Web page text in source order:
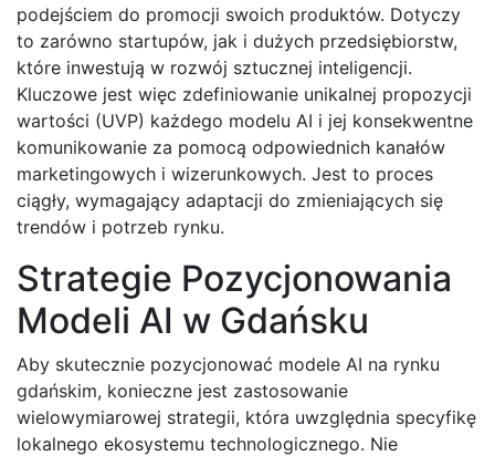
podejściem do promocji swoich produktów. Dotyczy
to zarówno startupów, jak i dużych przedsiębiorstw,
które inwestują w rozwój sztucznej inteligencji.
Kluczowe jest więc zdefiniowanie unikalnej propozycji
wartości (UVP) każdego modelu AI i jej konsekwentne
komunikowanie za pomocą odpowiednich kanałów
marketingowych i wizerunkowych. Jest to proces
ciągły, wymagający adaptacji do zmieniających się
trendów i potrzeb rynku.
Strategie Pozycjonowania
Modeli AI w Gdańsku
Aby skutecznie pozycjonować modele AI na rynku
gdańskim, konieczne jest zastosowanie
wielowymiarowej strategii, która uwzględnia specyfikę
lokalnego ekosystemu technologicznego. Nie